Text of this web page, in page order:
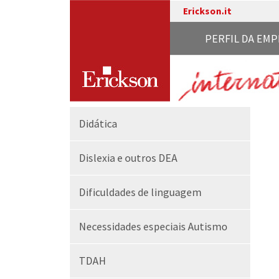
Erickson.it
PERFIL DA
Didática
Dislexia e outros DEA
Dificuldades de linguagem
Necessidades especiais Autismo
TDAH